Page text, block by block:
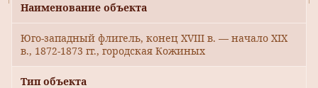
Наименование объекта
Юго-западный флигель, конец XVIII в. — начало XIX
в., 1872-1873 гг., городская Кожиных
Тип объекта